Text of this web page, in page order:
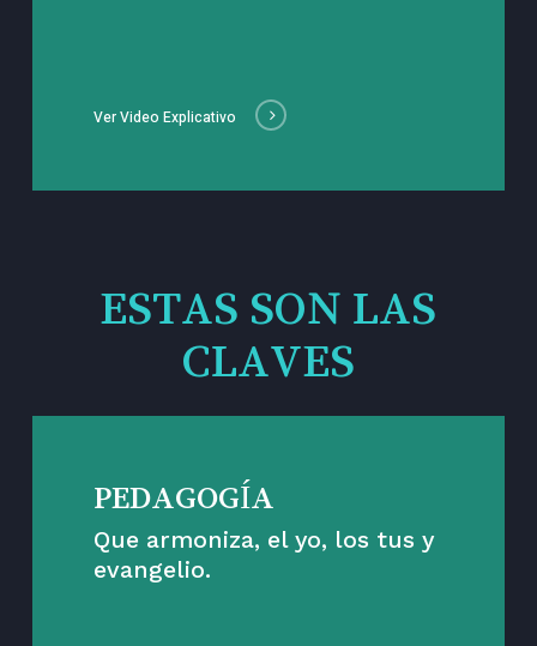
Ver Video Explicativo
ESTAS SON LAS
CLAVES
PEDAGOGÍA
Que armoniza, el yo, los tus y
evangelio.